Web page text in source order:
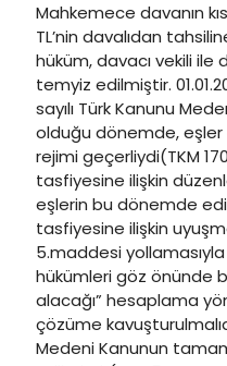
Mahkemece davanın
TL’nin davalıdan
hüküm, davacı vekili ile
temyiz edilmiştir.
sayılı Türk Kanunu
olduğu dönemde, eşler
rejimi geçerliydi(TKM
tasfiyesine ilişkin
eşlerin bu dönemde
tasfiyesine ilişkin
5.maddesi
hükümleri göz önünde
alacağı” hesaplama
çözüme
Medeni Kanunun